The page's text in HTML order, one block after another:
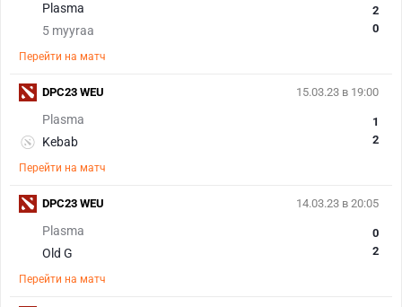
Plasma
5 myyraa
2
0
Перейти на матч
15.03.23 в 19:00
Plasma
Kebab
1
2
Перейти на матч
DPC23 WEU
14.03.23 в 20:05
Plasma
Old G
0
2
Перейти на матч
DPC23 WEU